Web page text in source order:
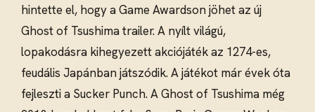
hintette el, hogy a Game Awardson jöhet az új
Ghost of Tsushima trailer. A nyílt világú,
lopakodásra kihegyezett akciójáték az 1274-es,
feudális Japánban játszódik. A játékot már évek óta
fejleszti a Sucker Punch. A Ghost of Tsushima még